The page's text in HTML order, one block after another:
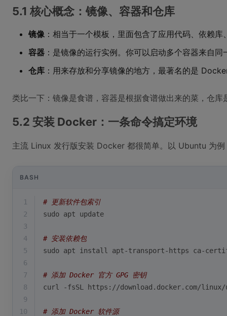
5.1 核心概念：镜像、容器和仓库
镜像 ：相当于一个模板，里面包含了应用代码、依赖
容器 ：是镜像的运行实例。你可以启动多个容器来自
仓库 ：用来存放和分享镜像的地方，最著名的是
类比一下：镜像是食谱，容器是根据食谱做出来的菜，仓库
5.2 安装 Docker：一条命令搞定环境
主流 Linux 发行版安装 Docker 都很简单。以 Ubuntu 为例
BASH
1
# 更新软件包索引
2
sudo apt update
3
4
# 安装依赖包
5
sudo apt install apt-transport-https ca-
6
7
# 添加 Docker 官方 GPG 密钥
8
curl -fsSL https://download.docker.com/
9
10
# 添加 Docker 软件源